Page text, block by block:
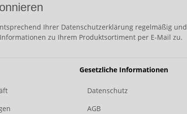
Ihrer Datenschutzerklärung regelmäßig und
zu Ihrem Produktsortiment per E-Mail zu.
Gesetzliche Informationen
Datenschutz
AGB